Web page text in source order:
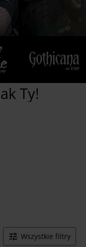
Ty!
Wszystkie filtry